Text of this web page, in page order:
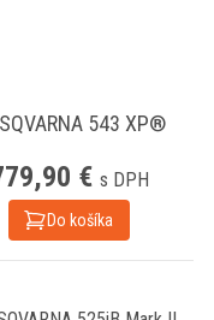
543 XP®
€ s DPH
Do košíka